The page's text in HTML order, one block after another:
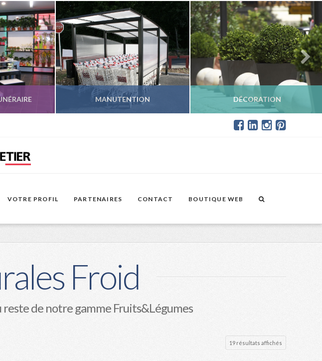
MANUTENTION DÉCORATION
VOTRE PROFIL PARTENAIRES CONTACT BOUTIQUE WEB
Froid
de notre gamme Fruits&Légumes
19 résultats affichés